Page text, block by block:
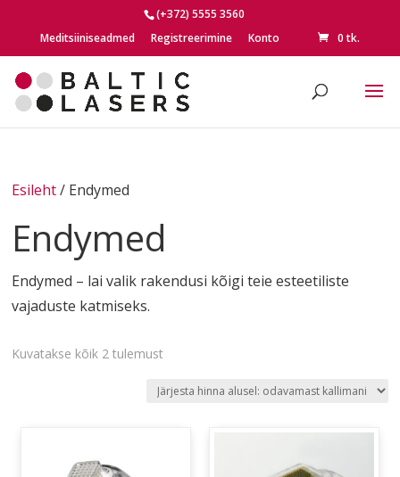
(+372) 5555 3560
Meditsiiniseadmed
Registreerimine Konto 0 tk.
Esileht/ Endymed
Endymed
Endymed – lai valik rakendusi kõigi teie esteetiliste
vajaduste katmiseks.
Kuvatakse kõik 2 tulemust
price: